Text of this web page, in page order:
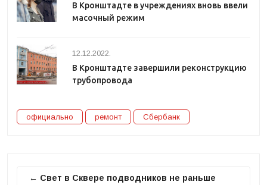
В Кронштадте в учреждениях вновь ввели
масочный режим
12.12.2022.
В Кронштадте завершили реконструкцию
трубопровода
официально ремонт Сбербанк
← Свет в Сквере подводников не раньше